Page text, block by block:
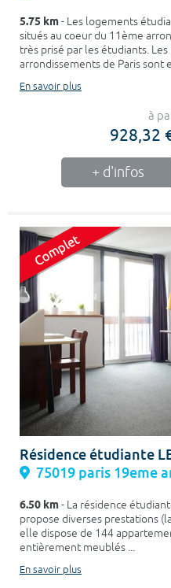
5.75 km- Les logements
situés au coeur du 11ème
très prisé par les étudiants.
arrondissements de Paris sont
En savoir plus
à
928,32
+ d'infos
Résidence étudiante
75019 paris 19eme
6.50 km- La résidence
propose diverses prestations
elle dispose de 144
entièrement meublés ...
En savoir plus